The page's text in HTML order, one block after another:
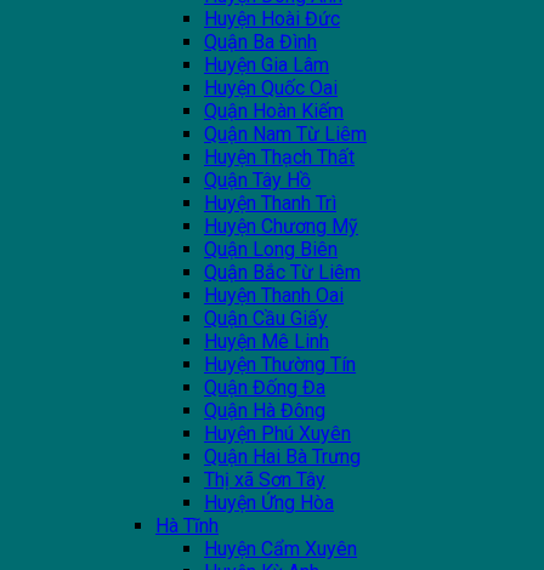
Huyện Hoài Đức
Quận Ba Đình
Huyện Gia Lâm
Huyện Quốc Oai
Quận Hoàn Kiếm
Quận Nam Từ Liêm
Huyện Thạch Thất
Quận Tây Hồ
Huyện Thanh Trì
Huyện Chương Mỹ
Quận Long Biên
Quận Bắc Từ Liêm
Huyện Thanh Oai
Quận Cầu Giấy
Huyện Mê Linh
Huyện Thường Tín
Quận Đống Đa
Quận Hà Đông
Huyện Phú Xuyên
Quận Hai Bà Trưng
Thị xã Sơn Tây
Huyện Ứng Hòa
Hà Tĩnh
Huyện Cẩm Xuyên